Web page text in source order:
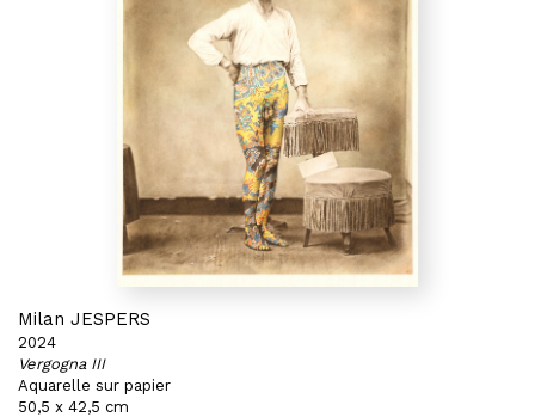
Milan JESPERS
2024
Vergogna III
Aquarelle sur papier
50,5 x 42,5 cm